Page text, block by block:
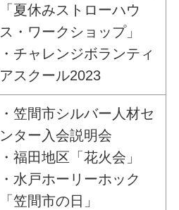
「夏休みストローハウ
ス・ワークショップ」
・チャレンジボランティ
アスクール2023
・笠間市シルバー人材セ
ンター入会説明会
・福田地区「花火会」
・水戸ホーリーホック
「笠間市の日」